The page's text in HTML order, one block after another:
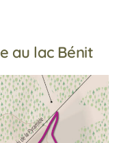
au lac Bénit